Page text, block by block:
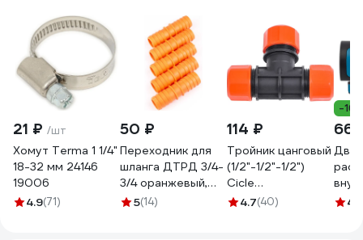
21 ₽ /шт
Хомут Terma 1 1/4"
18-32 мм 24146
19006
4.9(71)
50 ₽
Переходник для
шланга ДТРД 3/4-
3/4 оранжевый,
5шт VI7
5(14)
114 ₽
Тройник цанговый
(1/2"-1/2"-1/2")
Cicle
4607156364022
4.7(40)
-
4.6